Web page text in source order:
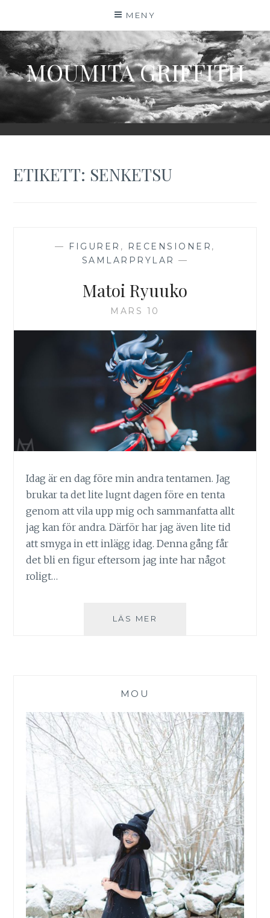
innehåll
MENY
MOUMITA GRIFFITH
ETIKETT: SENKETSU
— FIGURER , RECENSIONER ,
SAMLARPRYLAR —
Matoi Ryuuko
MARS 10
Idag är en dag före min andra tentamen. Jag
brukar ta det lite lugnt dagen före en tenta
genom att vila upp mig och sammanfatta allt
jag kan för andra. Därför har jag även lite tid
att smyga in ett inlägg idag. Denna gång får
det bli en figur eftersom jag inte har något
roligt…
LÄS MER
MOU